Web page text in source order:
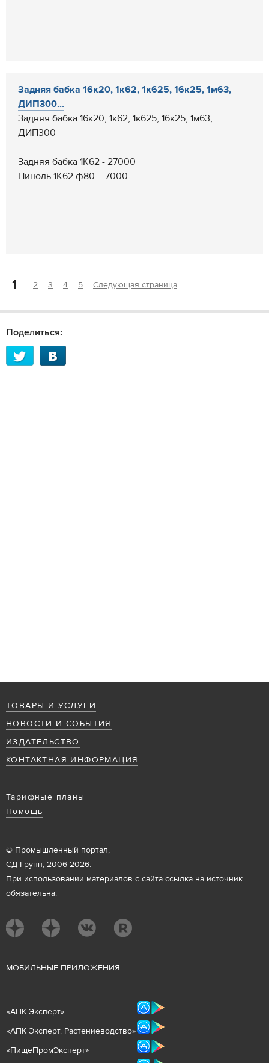
Задняя бабка 16к20, 1к62, 1к625, 16к25, 1м63,
ДИП300...
Задняя бабка 16к20, 1к62, 1к625, 16к25, 1м63,
ДИП300
Задняя бабка 1К62 - 27000
Пиноль 1К62 ф80 – 7000...
1 2 3 4 5 Следующая страница
Поделиться:
ТОВАРЫ И УСЛУГИ
НОВОСТИ И СОБЫТИЯ
ИЗДАТЕЛЬСТВО
КОНТАКТНАЯ ИНФОРМАЦИЯ
Тарифные планы
Помощь
© Промышленный портал,
СД Групп, 2006-2026.
При использовании материалов с сайта ссылка на источник
обязательна.
МОБИЛЬНЫЕ ПРИЛОЖЕНИЯ
«АПК Эксперт»
«АПК Эксперт. Растениеводство»
«ПищеПромЭксперт»